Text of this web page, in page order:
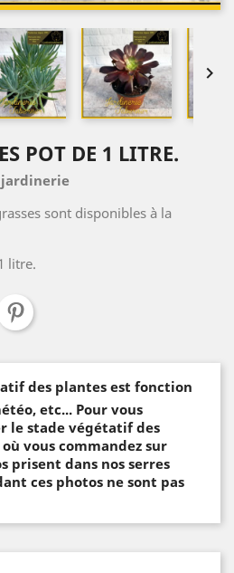

POT DE 1 LITRE.
sont disponibles à la
litre.
des plantes est fonction
etc... Pour vous
le stade végétatif des
vous commandez sur
prisent dans nos serres
ces photos ne sont pas